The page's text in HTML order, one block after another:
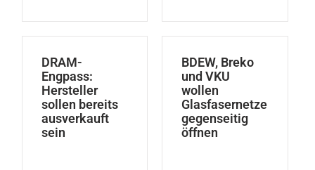
DRAM-
Engpass:
Hersteller
sollen bereits
ausverkauft
sein
BDEW, Breko
und VKU
wollen
Glasfasernetze
gegenseitig
öffnen